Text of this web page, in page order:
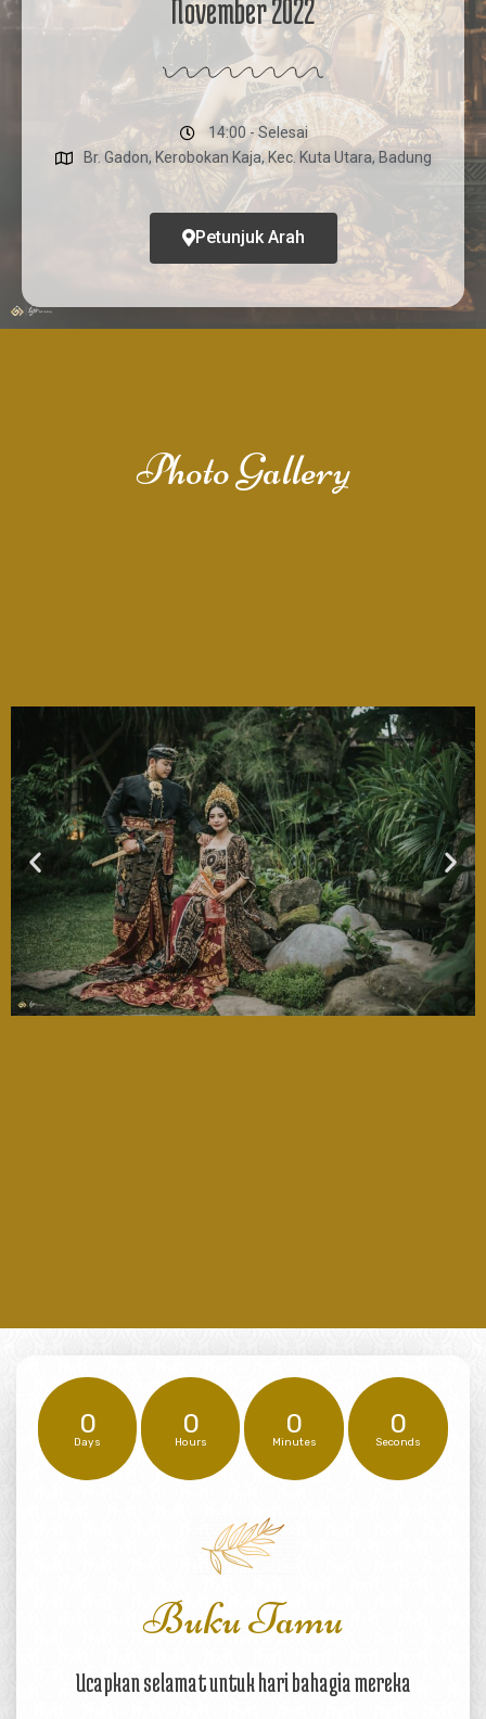
November 2022
14:00 - Selesai
Br. Gadon, Kerobokan Kaja, Kec. Kuta Utara, Badung
Petunjuk Arah
Photo Gallery
0
Days
0
Hours
0
Minutes
0
Seconds
Buku Tamu
Ucapkan selamat untuk hari bahagia mereka